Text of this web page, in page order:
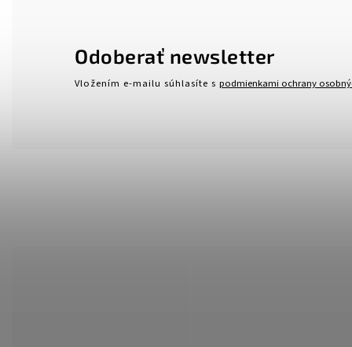
Odoberať newsletter
Vložením e-mailu súhlasíte s podmienkami ochrany